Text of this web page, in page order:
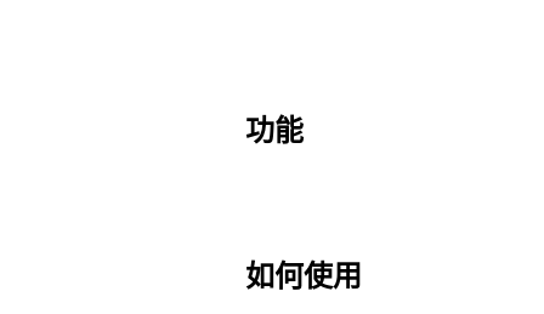
功能
如何使用